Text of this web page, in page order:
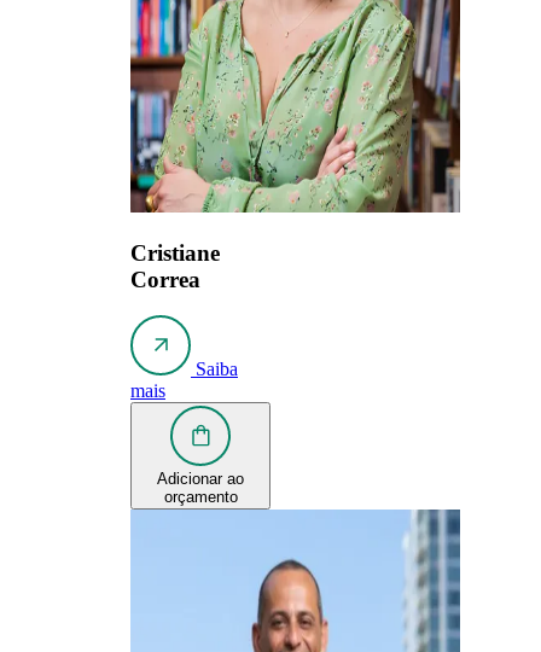
Cristiane
Correa
Saiba
mais
Adicionar ao
orçamento